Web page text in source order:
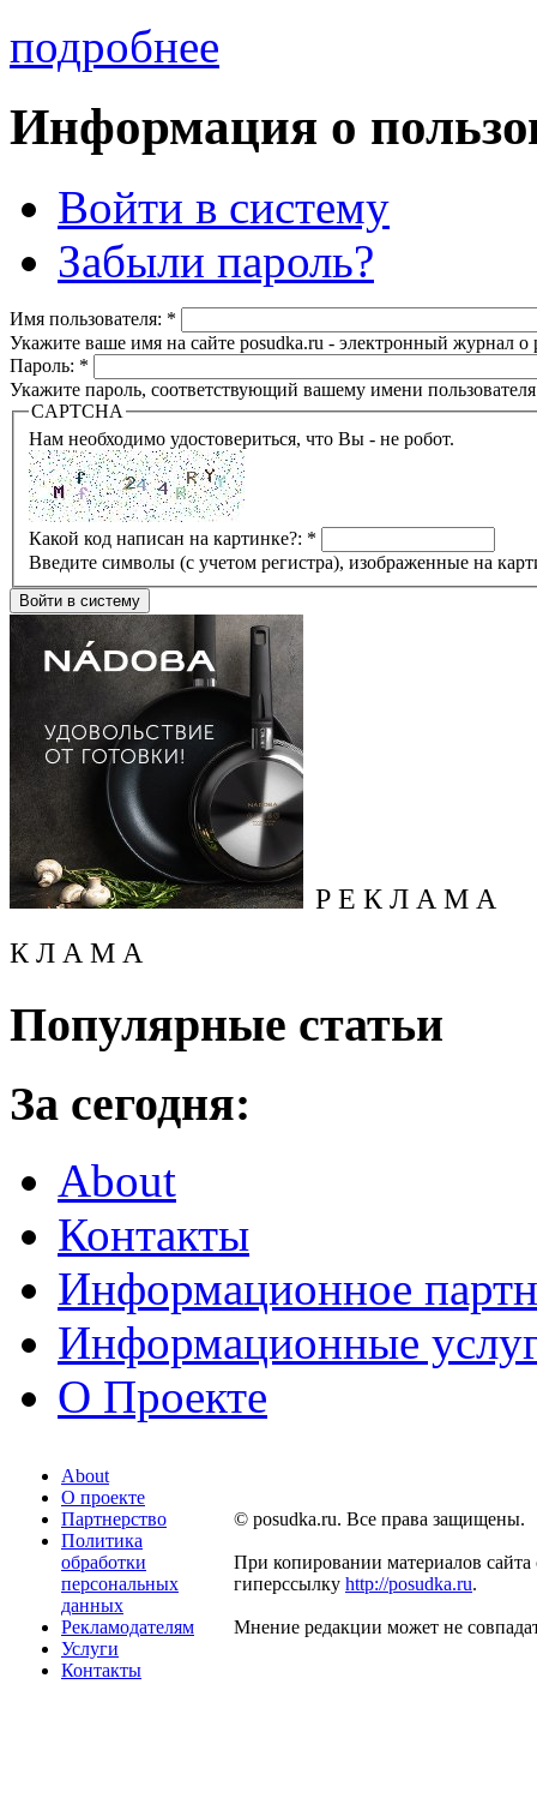
подробнее
Информация о
Войти в систему
Забыли пароль?
Имя пользователя: *
Укажите ваше имя на сайте posudka.ru - электронный журнал
Пароль: *
Укажите пароль, соответствующий вашему имени
CAPTCHA
Нам необходимо удостовериться, что Вы - не робот.
Какой код написан на картинке?: *
Введите символы (с учетом регистра), изображенные на
Р Е К Л А М А
К Л А М А
Популярные статьи
За сегодня:
About
Контакты
Информационное
Информационные
О Проекте
About
О проекте
Партнерство
Политика
обработки
персональных
данных
Рекламодателям
Услуги
Контакты
© posudka.ru. Все права защищены.
При копировании материалов сайта
гиперссылку http://posudka.ru.
Мнение редакции может не